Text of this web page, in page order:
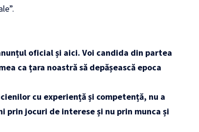
oficial și aici. Voi candida din partea
ca țara noastră să depășească epoca
cu experiență și competență, nu a
jocuri de interese și nu prin munca și